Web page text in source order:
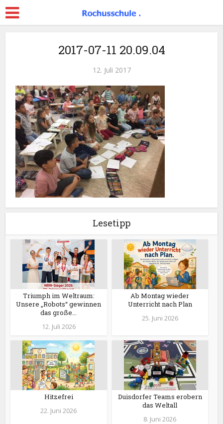
2017-07-11 20.09.04
12. Juli 2017
Lesetipp
Triumph im Weltraum:
Unsere „Robots“ gewinnen
das große...
12. Juli 2026
Ab Montag wieder
Unterricht nach Plan
25. Juni 2026
Hitzefrei
22. Juni 2026
Duisdorfer Teams erobern
das Weltall
8. Juni 2026